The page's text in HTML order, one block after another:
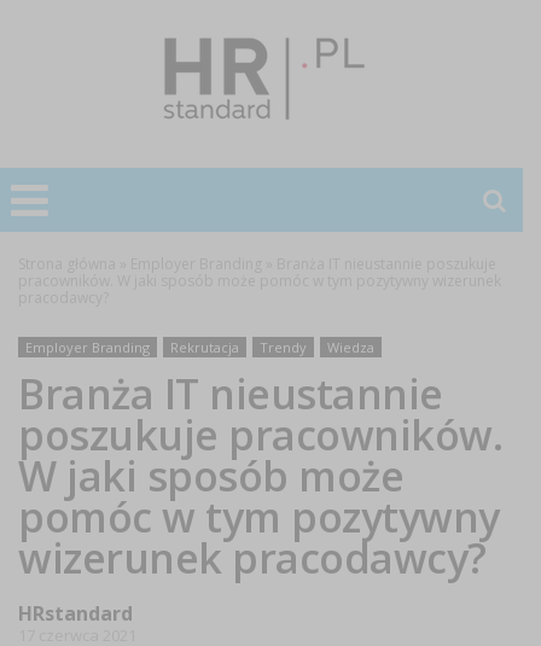
Employer Branding Rekrutacja Trendy Wiedza
Branża IT nieustannie
poszukuje pracowników.
W jaki sposób może
pomóc w tym pozytywny
wizerunek pracodawcy?
HRstandard